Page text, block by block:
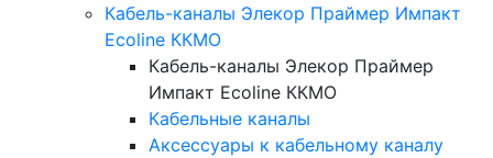
Кабель-каналы Элекор Праймер Импакт
Ecoline ККМО
Кабель-каналы Элекор Праймер
Импакт Ecoline ККМО
Кабельные каналы
Аксессуары к кабельному каналу